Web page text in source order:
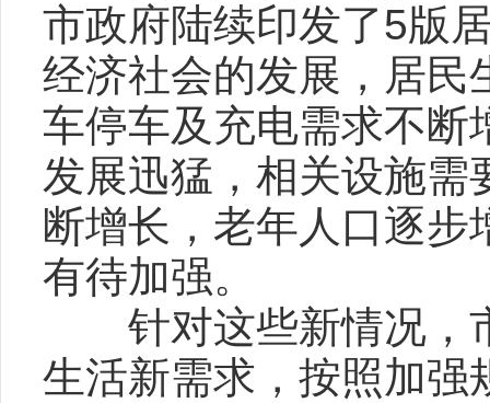
市政府陆续印发了5版
经济社会的发展，居民
车停车及充电需求不断
发展迅猛，相关设施需
断增长，老年人口逐
有待加强。
针对这些新情况，市
生活新需求，按照加强